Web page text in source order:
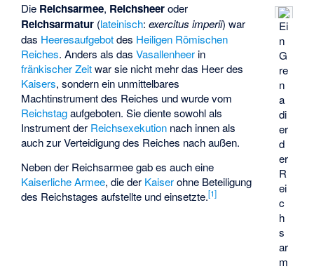
Ei
n
G
re
n
a
di
er
d
er
R
ei
c
h
s
ar
m
Die Reichsarmee, Reichsheeroder
Reichsarmatur (lateinisch:exercitus imperii) war
das Heeresaufgebotdes Heiligen Römischen
Reiches. Anders als dasVasallenheer in
fränkischer Zeitwar sie nicht mehr das Heer des
Kaisers, sondern ein unmittelbares
Machtinstrument des Reiches und wurde vom
Reichstagaufgeboten. Sie diente sowohl als
Instrument der Reichsexekution nach innen als
auch zur Verteidigung des Reiches nach außen.
Neben der Reichsarmee gab es auch eine
Kaiserliche Armee, die der Kaiserohne Beteiligung
des Reichstages aufstellte und einsetzte.[1]